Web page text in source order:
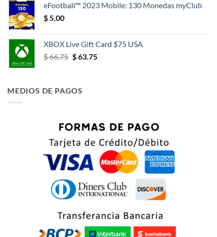
eFootball™ 2023 Mobile: 130 Monedas myClub
$5.00
XBOX Live Gift Card $75 USA
$66.75 El
era:
$63.75El
MEDIOS DE PAGOS